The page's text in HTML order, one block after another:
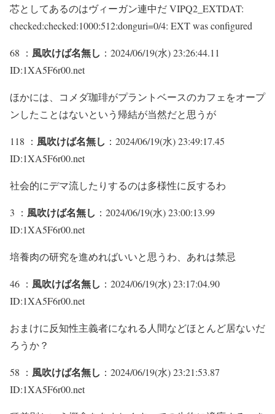
芯としてあるのはヴィーガン連中だ VIPQ2_EXTDAT:
checked:checked:1000:512:donguri=0/4: EXT was configured
68 ： 風吹けば名無し ：2024/06/19(水) 23:26:44.11
ID:1XA5F6r00.net
ほかには、コメダ珈琲がプラントベースのカフェをオープ
ンしたことはないという帰結が当然だと思うが
118 ： 風吹けば名無し ：2024/06/19(水) 23:49:17.45
ID:1XA5F6r00.net
社会的にデマ流したりするのは多様性に反するわ
3 ： 風吹けば名無し ：2024/06/19(水) 23:00:13.99
ID:1XA5F6r00.net
培養肉の研究を進めればいいと思うわ、あれは禁忌
46 ： 風吹けば名無し ：2024/06/19(水) 23:17:04.90
ID:1XA5F6r00.net
おまけに反知性主義者になれる人間などほとんど居ないだ
ろうか？
58 ： 風吹けば名無し ：2024/06/19(水) 23:21:53.87
ID:1XA5F6r00.net